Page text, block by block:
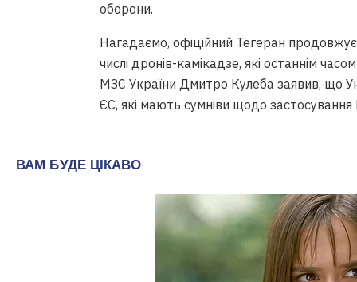
оборони.
Нагадаємо, офіційний Тегеран
числі дронів-камікадзе, які останнім
МЗС України Дмитро Кулеба заявив, що
ЄС, які мають сумніви щодо застосування